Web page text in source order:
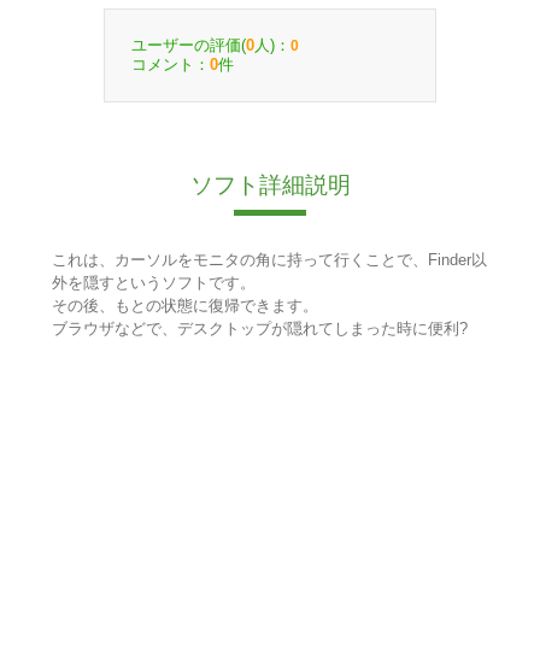
ユーザーの評価(0 人)： 0
コメント： 0件
ソフト詳細説明
これは、カーソルをモニタの角に持って行くことで、Finder以
外を隠すというソフトです。
その後、もとの状態に復帰できます。
ブラウザなどで、デスクトップが隠れてしまった時に便利?